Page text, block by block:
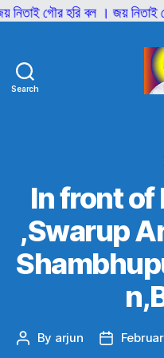
গৌর হরি বল । জয় নিতাই
Search
In front of
,Swarup
Post
By arjun
Post